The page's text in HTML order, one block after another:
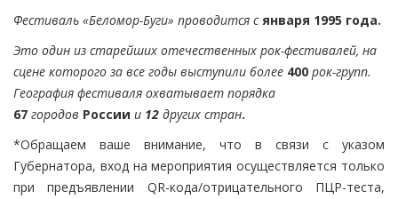
Фестиваль «Беломор-Буги» проводится сянваря 1995 года.
Это один из старейших отечественных рок-фестивалей, на
сцене которого за все годы выступили более 400 рок-групп.
География фестиваля охватывает порядка
67 городов России и 12 других стран.
*Обращаем ваше внимание, что в связи с указом
Губернатора, вход на мероприятия осуществляется только
при предъявлении QR-кода/отрицательного ПЦР-теста,